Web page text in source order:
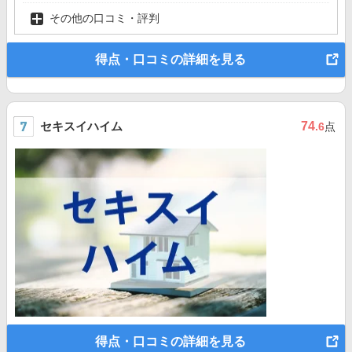
その他の口コミ・評判
得点・口コミの詳細を見る
セキスイハイム 74.6点
得点・口コミの詳細を見る